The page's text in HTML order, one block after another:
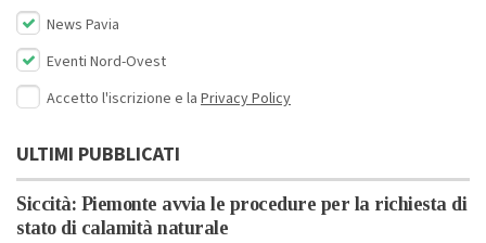
News Pavia
Eventi Nord-Ovest
Accetto l'iscrizione e la Privacy Policy
ULTIMI PUBBLICATI
Siccità: Piemonte avvia le procedure per la richiesta di
stato di calamità naturale